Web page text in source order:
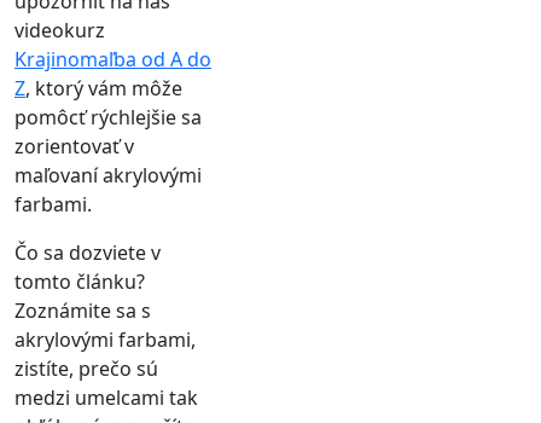
videokurz
Krajinomaľba od A do
Z, ktorý vám môže
pomôcť rýchlejšie sa
zorientovať v
maľovaní akrylovými
farbami.
Čo sa dozviete v
tomto článku?
Zoznámite sa s
akrylovými farbami,
zistíte, prečo sú
medzi umelcami tak